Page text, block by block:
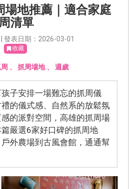
場地推薦｜適合家庭
清單
發表日期：2026-03-01
收藏
、 抓周場地、 週歲
子安排一場難忘的抓周儀
的儀式感、自然系的放鬆氛
的派對空間，高雄的抓周場
嚴選6家好口碑的抓周地
外農場到古風會館，通通幫